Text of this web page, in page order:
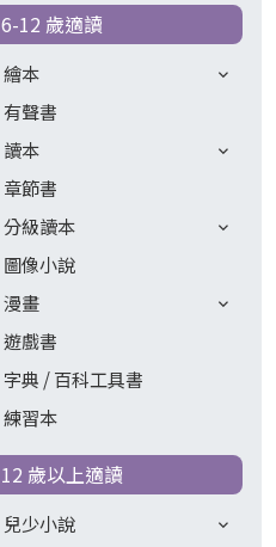
6-12 歲適讀
繪本
有聲書
讀本
章節書
分級讀本
圖像小說
漫畫
遊戲書
字典 / 百科工具書
練習本
12 歲以上適讀
兒少小說